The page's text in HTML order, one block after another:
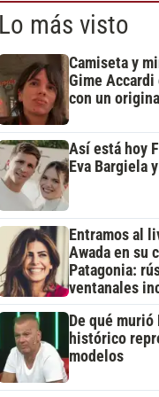
más visto
Camiseta y
Gime Accardi
con un
Así está hoy
Eva Bargiela
Entramos al
Awada en su
Patagonia:
ventanales
De qué murió
histórico
modelos